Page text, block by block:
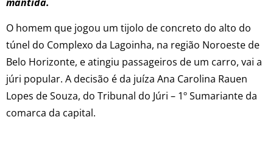
O homem que jogou um tijolo de concreto do alto do
túnel do Complexo da Lagoinha, na região Noroeste de
Belo Horizonte, e atingiu passageiros de um carro, vai a
júri popular. A decisão é da juíza Ana Carolina Rauen
Lopes de Souza, do Tribunal do Júri – 1º Sumariante da
comarca da capital.